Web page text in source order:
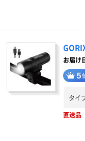
お届け
タイ
直送品